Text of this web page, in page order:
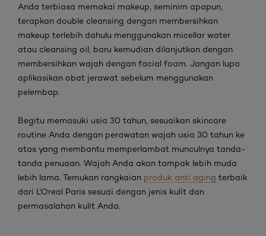
Anda terbiasa memakai makeup , seminim apapun,
terapkan double cleansing dengan membersihkan
makeup terlebih dahulu menggunakan micellar water
atau cleansing oil , baru kemudian dilanjutkan dengan
membersihkan wajah dengan facial foam. Jangan lupa
aplikasikan obat jerawat sebelum menggunakan
pelembap.
Begitu memasuki usia 30 tahun, sesuaikan skincare
routine Anda dengan perawatan wajah usia 30 tahun ke
atas yang membantu memperlambat munculnya tanda-
tanda penuaan. Wajah Anda akan tampak lebih muda
lebih lama. Temukan rangkaian produk anti aging terbaik
dari L'Oreal Paris sesuai dengan jenis kulit dan
permasalahan kulit Anda.